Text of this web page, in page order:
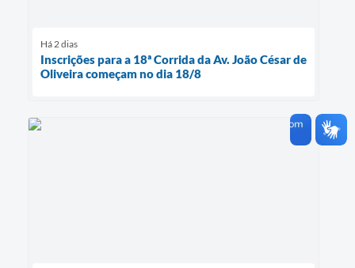
Há 2 dias
Inscrições para a 18ª Corrida da Av. João César de
Oliveira começam no dia 18/8